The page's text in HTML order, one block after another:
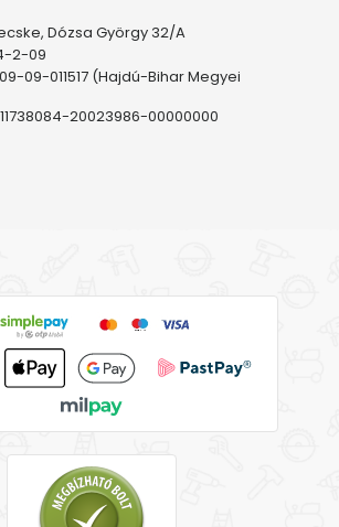
Dózsa György 32/A
2-09
09-011517 (Hajdú-Bihar Megyei
20023986-00000000